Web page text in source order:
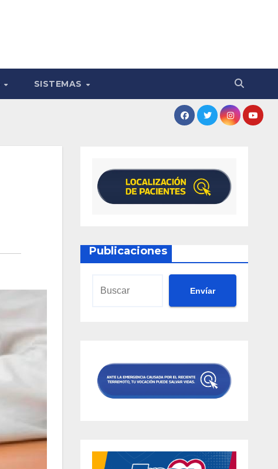
SISTEMAS
Publicaciones
Envíar